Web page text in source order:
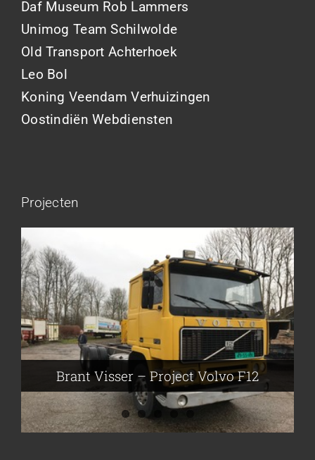
Daf Museum Rob Lammers
Unimog Team Schilwolde
Old Transport Achterhoek
Leo Bol
Koning Veendam Verhuizingen
Oostindiën Webdiensten
Projecten
Brant Visser – Project Volvo F12
Flikkema – Spijk
Brant Visser – Project Volvo F88
Auke van der Kooi – Projekt Scania
John Moesker – Project Bedford